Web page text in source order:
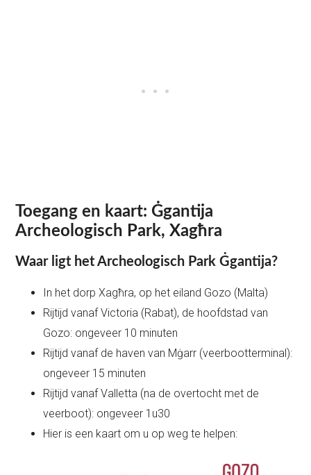
Toegang en kaart: Ġgantija
Archeologisch Park, Xagħra
Waar ligt het Archeologisch Park Ġgantija?
In het dorp Xagħra, op het eiland Gozo (Malta)
Rijtijd vanaf Victoria (Rabat), de hoofdstad van
Gozo: ongeveer 10 minuten
Rijtijd vanaf de haven van Mġarr (veerbootterminal):
ongeveer 15 minuten
Rijtijd vanaf Valletta (na de overtocht met de
veerboot): ongeveer 1u30
Hier is een kaart om u op weg te helpen: